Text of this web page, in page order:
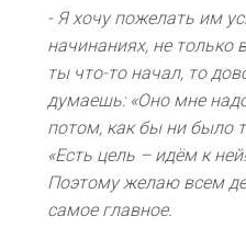
- Я хочу пожелать им
начинаниях, не только
ты что-то начал, то
думаешь: «Оно мне
потом, как бы ни было
«Есть цель – идём к
Поэтому желаю всем
самое главное.